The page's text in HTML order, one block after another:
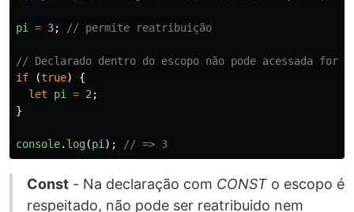
pi = 3; // permite reatribuição
// Declarado dentro do escopo não pode acessada fora.
if
(true)
{
let
pi = 2;
}
console. log(pi); // => 3
Const - Na declaração com CONST o escopo é
respeitado, não pode ser reatribuido nem